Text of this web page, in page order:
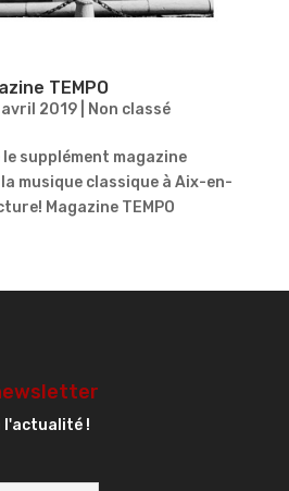
TEMPO
2019| Non classé
supplément magazine
musique classique à Aix-en-
Magazine TEMPO
l'actualité !